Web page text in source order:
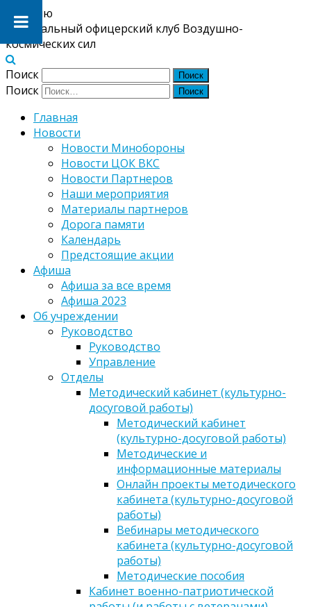
Меню
Центральный офицерский клуб Воздушно-
космических сил
Поиск
Поиск
Главная
Новости
Новости Минобороны
Новости ЦОК ВКС
Новости Партнеров
Наши мероприятия
Материалы партнеров
Дорога памяти
Календарь
Предстоящие акции
Афиша
Афиша за все время
Афиша 2023
Об учреждении
Руководство
Руководство
Управление
Отделы
Методический кабинет (культурно-
досуговой работы)
Методический кабинет
(культурно-досуговой работы)
Методические и
информационные материалы
Онлайн проекты методического
кабинета (культурно-досуговой
работы)
Вебинары методического
кабинета (культурно-досуговой
работы)
Методические пособия
Кабинет военно-патриотической